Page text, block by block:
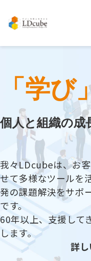
「学び
個人と組織の成
我々LDcubeは、お
せて多様なツールを
発の課題解決をサポ
です。
60年以上、支援して
します。
詳